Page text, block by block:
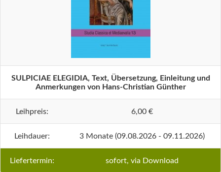
SULPICIAE ELEGIDIA, Text, Übersetzung, Einleitung und
Anmerkungen von Hans-Christian Günther
Leihpreis: 6,00 €
Leihdauer: 3 Monate (09.08.2026 - 09.11.2026)
Liefertermin: sofort, via Download